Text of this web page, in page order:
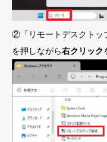
②「リモートデスクトッ
を押しながら右クリック